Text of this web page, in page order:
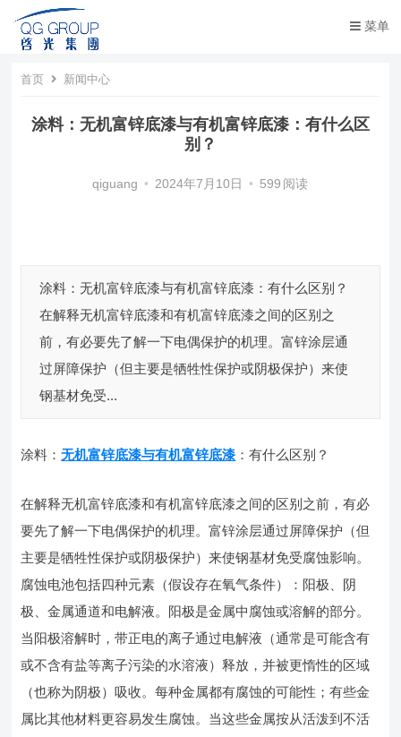
菜单
首页 新闻中心
涂料：无机富锌底漆与有机富锌底漆：有什么区
别？
qiguang • 2024年7月10日 • 599 阅读
涂料：无机富锌底漆与有机富锌底漆：有什么区别？
在解释无机富锌底漆和有机富锌底漆之间的区别之
前，有必要先了解一下电偶保护的机理。富锌涂层通
过屏障保护（但主要是牺牲性保护或阴极保护）来使
钢基材免受...
涂料：无机富锌底漆与有机富锌底漆 ：有什么区别？
在解释无机富锌底漆和有机富锌底漆之间的区别之前，有必
要先了解一下电偶保护的机理。富锌涂层通过屏障保护（但
主要是牺牲性保护或阴极保护）来使钢基材免受腐蚀影响。
腐蚀电池包括四种元素（假设存在氧气条件）：阳极、阴
极、金属通道和电解液。阳极是金属中腐蚀或溶解的部分。
当阳极溶解时，带正电的离子通过电解液（通常是可能含有
或不含有盐等离子污染的水溶液）释放，并被更惰性的区域
（也称为阴极）吸收。每种金属都有腐蚀的可能性；有些金
属比其他材料更容易发生腐蚀。当这些金属按从活泼到不活